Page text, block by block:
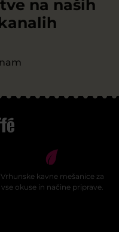
na naših
Vrhunske kavne mešanice za
vse okuse in načine priprave.